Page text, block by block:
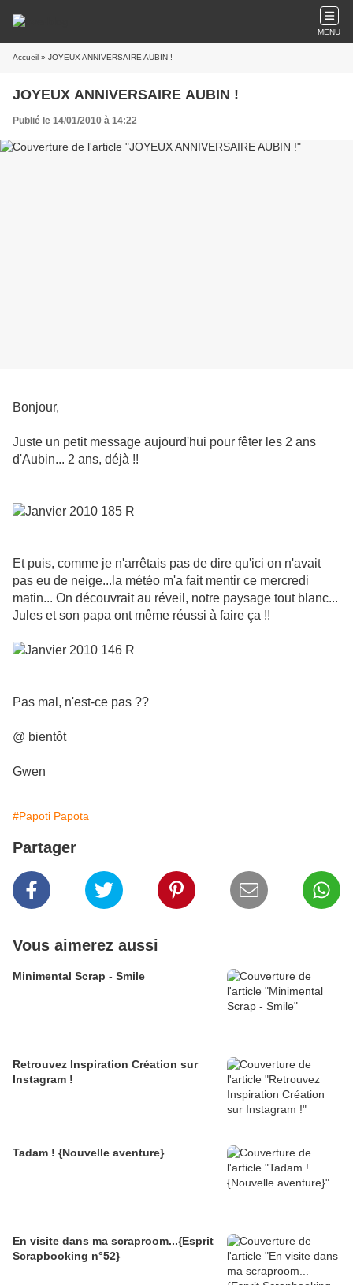
MENU
Accueil » JOYEUX ANNIVERSAIRE AUBIN !
JOYEUX ANNIVERSAIRE AUBIN !
Publié le 14/01/2010 à 14:22
Bonjour,
Juste un petit message aujourd'hui pour fêter les 2 ans
d'Aubin... 2 ans, déjà !!
Et puis, comme je n'arrêtais pas de dire qu'ici on n'avait
pas eu de neige...la météo m'a fait mentir ce mercredi
matin... On découvrait au réveil, notre paysage tout blanc...
Jules et son papa ont même réussi à faire ça !!
Pas mal, n'est-ce pas ??
@ bientôt
Gwen
#Papoti Papota
Partager
Vous aimerez aussi
Minimental Scrap - Smile
Retrouvez Inspiration Création sur
Instagram !
Tadam ! {Nouvelle aventure}
En visite dans ma scraproom...{Esprit
Scrapbooking n°52}